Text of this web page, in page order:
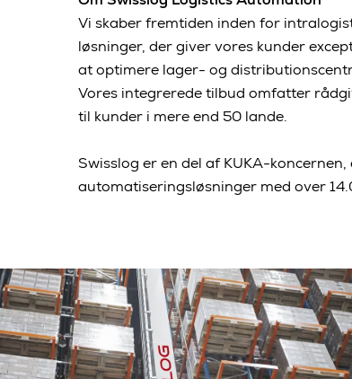
Vi skaber fremtiden inden for
løsninger, der giver vores kunder
at optimere lager- og
Vores integrerede tilbud omfatter
til kunder i mere end 50 lande.
Swisslog er en del af KUKA-
automatiseringsløsninger med over